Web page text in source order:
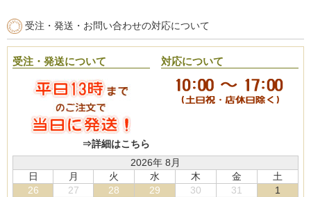
受注・発送・お問い合わせの対応について
受注・発送について
⇒詳細はこちら
対応について
2026年 8月
日
月 火 水 木 金
土
26
27 28 29 30 31
1